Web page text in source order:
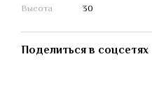
Высота
30
Поделиться в соцсетях